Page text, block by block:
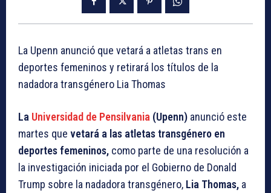
La Upenn anunció que vetará a atletas trans en
deportes femeninos y retirará los títulos de la
nadadora transgénero Lia Thomas
La Universidad de Pensilvania (Upenn) anunció este
martes que vetará a las atletas transgénero en
deportes femeninos, como parte de una resolución a
la investigación iniciada por el Gobierno de Donald
Trump sobre la nadadora transgénero, Lia Thomas, a